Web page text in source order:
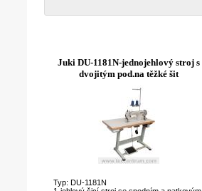
Juki DU-1181N-jednojehlový stroj s
dvojitým pod.na těžké šit
Typ: DU-1181N